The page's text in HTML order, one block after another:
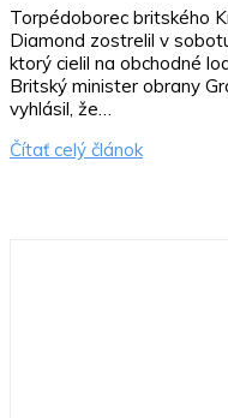
Torpédoborec britského
Diamond zostrelil v
ktorý cielil na obchodné
Britský minister obrany
vyhlásil, že…
Čítať celý článok